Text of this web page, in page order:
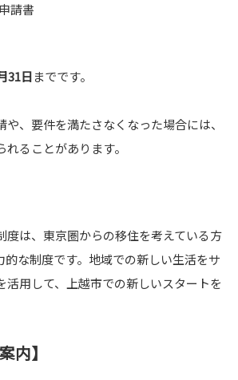
請書
31日までです。
や、要件を満たさなくなった場合には、
ることがあります。
度は、東京圏からの移住を考えている方
的な制度です。地域での新しい生活をサ
活用して、上越市での新しいスタートを
内】